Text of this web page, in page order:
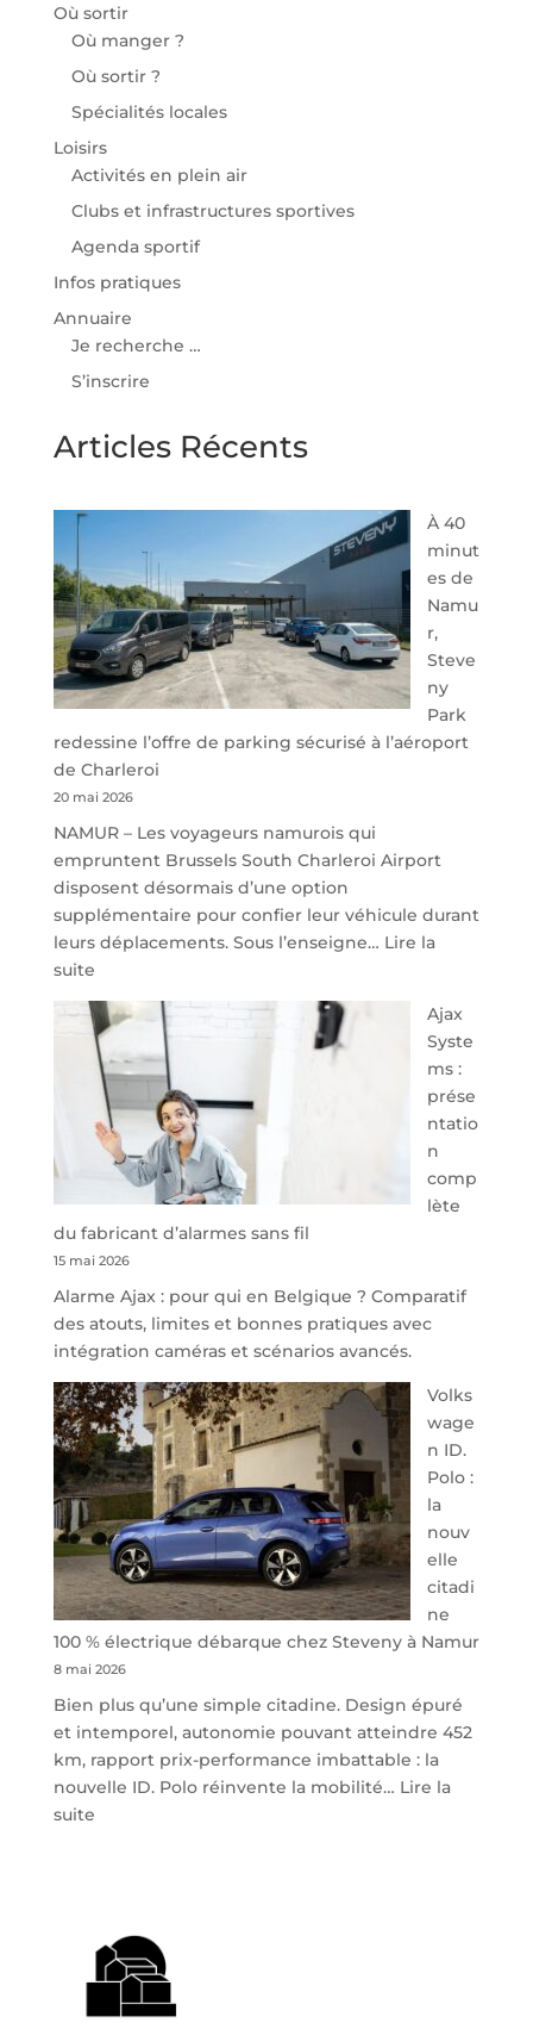
Où sortir
Où manger ?
Où sortir ?
Spécialités locales
Loisirs
Activités en plein air
Clubs et infrastructures sportives
Agenda sportif
Infos pratiques
Annuaire
Je recherche …
S’inscrire
Articles Récents
À 40
minut
es de
Namu
r,
Steve
ny
Park
redessine l’offre de parking sécurisé à l’aéroport
de Charleroi
20 mai 2026
NAMUR – Les voyageurs namurois qui
empruntent Brussels South Charleroi Airport
disposent désormais d’une option
supplémentaire pour confier leur véhicule durant
leurs déplacements. Sous l’enseigne… Lire la
suite:
À
40
minutes
de
Namur,
Steveny
Park
redessine
de
parking
sécurisé
à
l’aéroport
de
Charleroi
Ajax
Syste
ms :
prése
ntatio
n
comp
lète
du fabricant d’alarmes sans fil
15 mai 2026
Alarme Ajax : pour qui en Belgique ? Comparatif
des atouts, limites et bonnes pratiques avec
intégration caméras et scénarios avancés.
Volks
wage
n ID.
Polo :
la
nouv
elle
citadi
ne
100 % électrique débarque chez Steveny à Namur
8 mai 2026
Bien plus qu’une simple citadine. Design épuré
et intemporel, autonomie pouvant atteindre 452
km, rapport prix-performance imbattable : la
nouvelle ID. Polo réinvente la mobilité… Lire la
suite:
la
nouvelle
citadine